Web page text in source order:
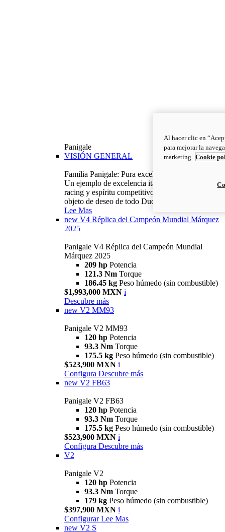
Panigale
VISIÓN GENERAL
Familia Panigale: Pura excelencia italiana.
Un ejemplo de excelencia italiana, con ADN
racing y espíritu competitivo: la Panigale es el
objeto de deseo de todo Ducatista.
Lee Mas
new V4 Réplica del Campeón Mundial Márquez
2025
Panigale V4 Réplica del Campeón Mundial
Márquez 2025
209 hp Potencia
121.3 Nm Torque
186.45 kg Peso húmedo (sin combustible)
$1,993,000 MXN i
Descubre más
new V2 MM93
Panigale V2 MM93
120 hp Potencia
93.3 Nm Torque
175.5 kg Peso húmedo (sin combustible)
$523,900 MXN i
Configura Descubre más
new V2 FB63
Panigale V2 FB63
120 hp Potencia
93.3 Nm Torque
175.5 kg Peso húmedo (sin combustible)
$523,900 MXN i
Configura Descubre más
V2
Panigale V2
120 hp Potencia
93.3 Nm Torque
179 kg Peso húmedo (sin combustible)
$397,900 MXN i
Configurar Lee Mas
new V2 S
Al hacer clic en
para mejorar la
marketing. Cookie